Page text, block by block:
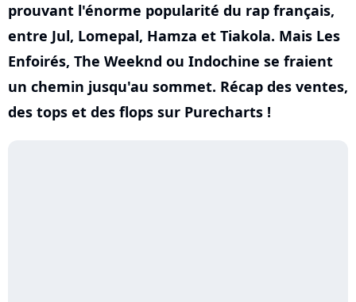
prouvant l'énorme popularité du rap français,
entre Jul, Lomepal, Hamza et Tiakola. Mais Les
Enfoirés, The Weeknd ou Indochine se fraient
un chemin jusqu'au sommet. Récap des ventes,
des tops et des flops sur Purecharts !